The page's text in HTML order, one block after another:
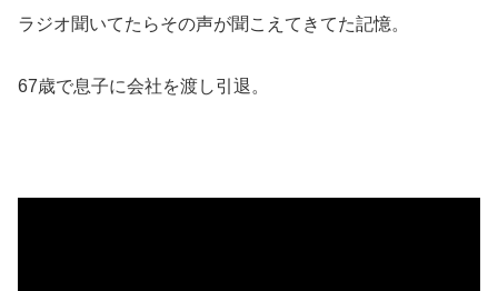
ラジオ聞いてたらその声が聞こえてきてた記憶。
67歳で息子に会社を渡し引退。